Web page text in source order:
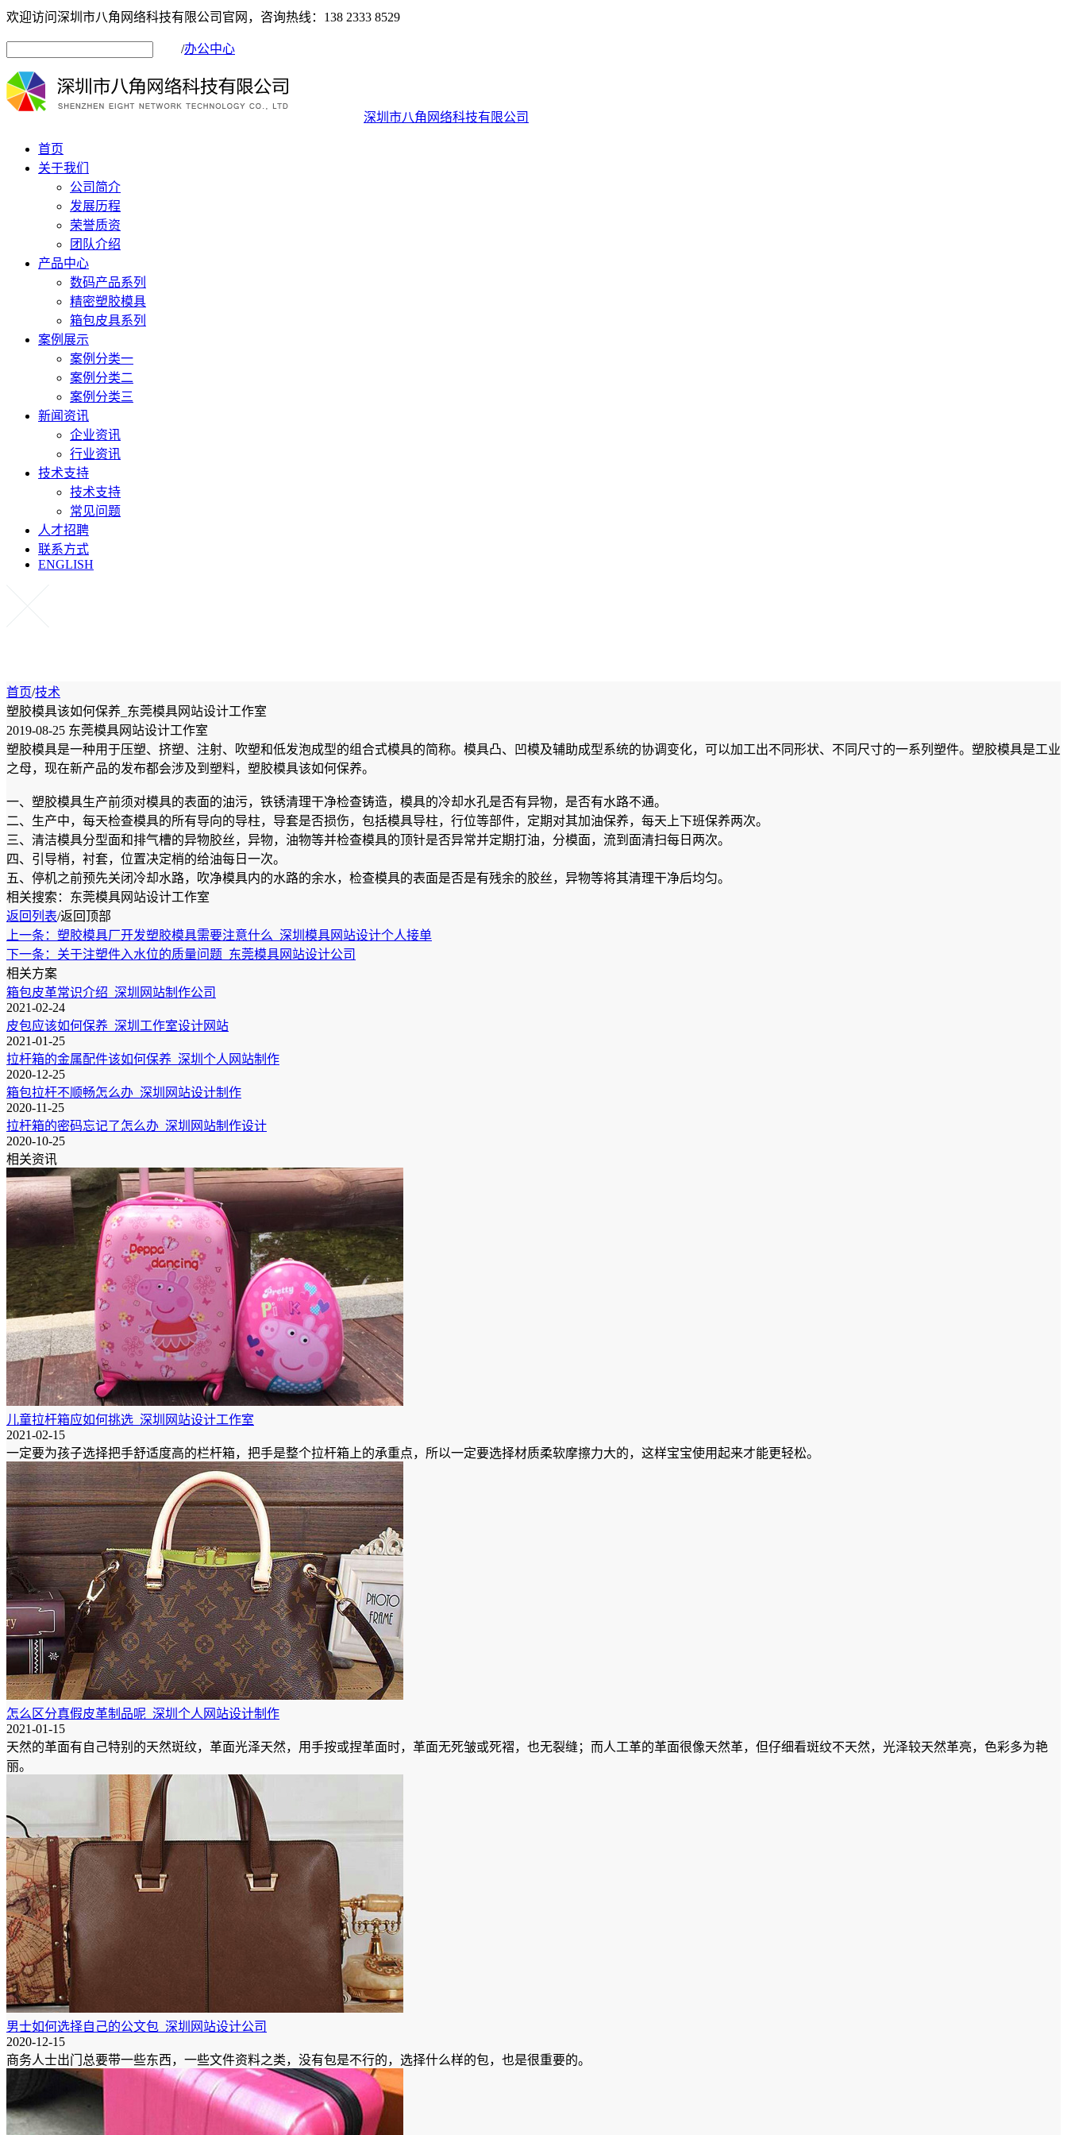
欢迎访问深圳市八角网络科技有限公司官网，咨询热线：138 2333 8529
/办公中心
深圳市八角网络科技有限公司
首页
关于我们
公司简介
发展历程
荣誉质资
团队介绍
产品中心
数码产品系列
精密塑胶模具
箱包皮具系列
案例展示
案例分类一
案例分类二
案例分类三
新闻资讯
企业资讯
行业资讯
技术支持
技术支持
常见问题
人才招聘
联系方式
ENGLISH
首页/技术
塑胶模具该如何保养_东莞模具网站设计工作室
2019-08-25 东莞模具网站设计工作室
塑胶模具是一种用于压塑、挤塑、注射、吹塑和低发泡成型的组合式模具的简称。模具凸、凹模及辅助成型系统的协调变化，可以加工出不同形状、不同尺寸的一系列塑件。塑胶模具是工业
之母，现在新产品的发布都会涉及到塑料，塑胶模具该如何保养。
一、塑胶模具生产前须对模具的表面的油污，铁锈清理干净检查铸造，模具的冷却水孔是否有异物，是否有水路不通。
二、生产中，每天检查模具的所有导向的导柱，导套是否损伤，包括模具导柱，行位等部件，定期对其加油保养，每天上下班保养两次。
三、清洁模具分型面和排气槽的异物胶丝，异物，油物等并检查模具的顶针是否异常并定期打油，分模面，流到面清扫每日两次。
四、引导梢，衬套，位置决定梢的给油每日一次。
五、停机之前预先关闭冷却水路，吹净模具内的水路的余水，检查模具的表面是否是有残余的胶丝，异物等将其清理干净后均匀。
相关搜索：东莞模具网站设计工作室
返回列表/返回顶部
上一条：塑胶模具厂开发塑胶模具需要注意什么_深圳模具网站设计个人接单
下一条：关于注塑件入水位的质量问题_东莞模具网站设计公司
相关方案
箱包皮革常识介绍_深圳网站制作公司
2021-02-24
皮包应该如何保养_深圳工作室设计网站
2021-01-25
拉杆箱的金属配件该如何保养_深圳个人网站制作
2020-12-25
箱包拉杆不顺畅怎么办_深圳网站设计制作
2020-11-25
拉杆箱的密码忘记了怎么办_深圳网站制作设计
2020-10-25
相关资讯
儿童拉杆箱应如何挑选_深圳网站设计工作室
2021-02-15
一定要为孩子选择把手舒适度高的栏杆箱，把手是整个拉杆箱上的承重点，所以一定要选择材质柔软摩擦力大的，这样宝宝使用起来才能更轻松。
怎么区分真假皮革制品呢_深圳个人网站设计制作
2021-01-15
天然的革面有自己特别的天然斑纹，革面光泽天然，用手按或捏革面时，革面无死皱或死褶，也无裂缝；而人工革的革面很像天然革，但仔细看斑纹不天然，光泽较天然革亮，色彩多为艳
丽。
男士如何选择自己的公文包_深圳网站设计公司
2020-12-15
商务人士出门总要带一些东西，一些文件资料之类，没有包是不行的，选择什么样的包，也是很重要的。